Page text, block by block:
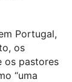
Portugal,
os
os pastores
“uma